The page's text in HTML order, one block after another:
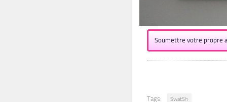
Soumettre votre propre
Tags: SwatSh